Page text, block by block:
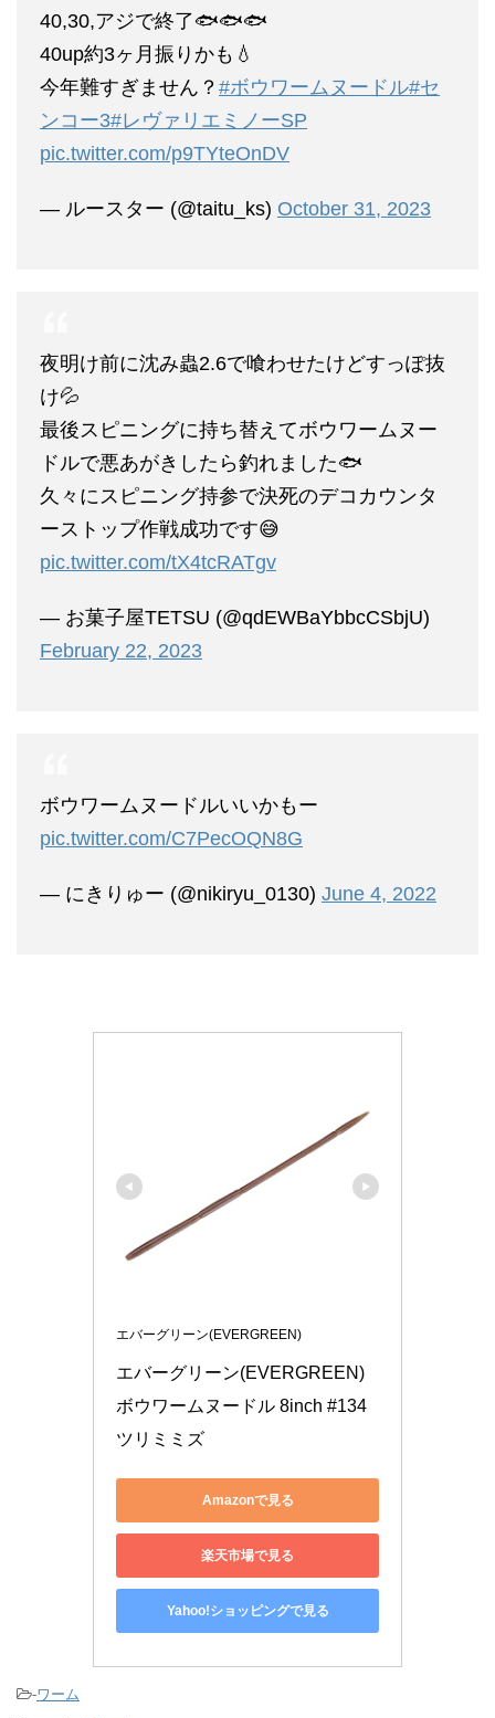
40,30,アジで終了🐟🐟🐟
40up約3ヶ月振りかも💧
今年難すぎません？ #ボウワームヌードル#セ
ンコー3#レヴァリエミノーSP
pic.twitter.com/p9TYteOnDV
— ルースター (@taitu_ks) October 31, 2023
夜明け前に沈み蟲2.6で喰わせたけどすっぽ抜
け💦
最後スピニングに持ち替えてボウワームヌー
ドルで悪あがきしたら釣れました🐟
久々にスピニング持参で決死のデコカウンタ
ーストップ作戦成功です😅
pic.twitter.com/tX4tcRATgv
— お菓子屋TETSU (@qdEWBaYbbcCSbjU)
February 22, 2023
ボウワームヌードルいいかもー
pic.twitter.com/C7PecOQN8G
— にきりゅー (@nikiryu_0130) June 4, 2022
エバーグリーン(EVERGREEN)
エバーグリーン(EVERGREEN)
ボウワームヌードル 8inch #134
ツリミミズ
Amazonで見る
楽天市場で見る
Yahoo!ショッピングで見る
-ワーム